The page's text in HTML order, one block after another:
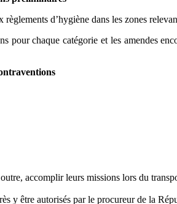
d’hygiène dans les zones
pour chaque catégorie et les amendes
accomplir leurs missions lors du
y être autorisés par le procureur de la